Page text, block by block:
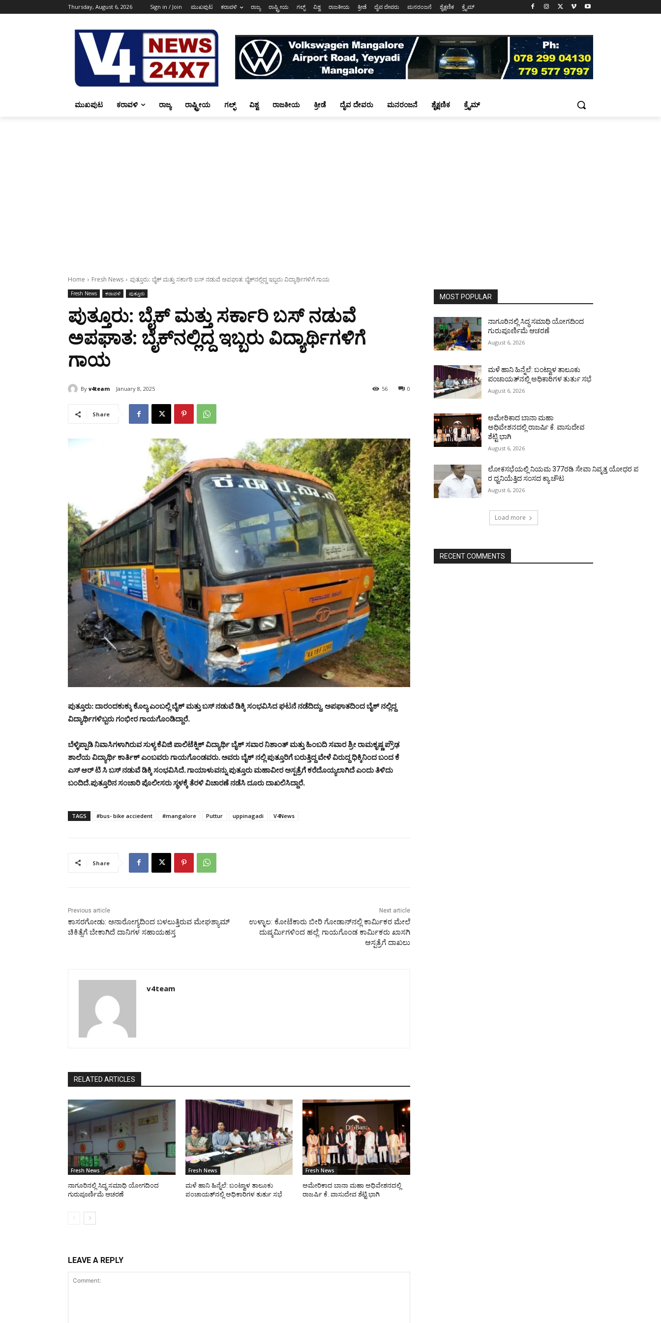
Thursday, August 6, 2026 Sign in / Join ಮುಖಪುಟ ಕರಾವಳಿ ರಾಜ್ಯ ರಾಷ್ಟ್ರೀಯ ಗಲ್ಫ್ ವಿಶ್ವ ರಾಜಕೀಯ ಕ್ರೀಡೆ ದೈವ ದೇವರು ಮನರಂಜನೆ ಶೈಕ್ಷಣಿಕ ಕ್ರೈಮ್
ಮುಖಪುಟ ಕರಾವಳಿ ರಾಜ್ಯ ರಾಷ್ಟ್ರೀಯ ಗಲ್ಫ್ ವಿಶ್ವ ರಾಜಕೀಯ ಕ್ರೀಡೆ ದೈವ ದೇವರು ಮನರಂಜನೆ ಶೈಕ್ಷಣಿಕ ಕ್ರೈಮ್
Home Fresh News ಪುತ್ತೂರು: ಬೈಕ್ ಮತ್ತು ಸರ್ಕಾರಿ ಬಸ್ ನಡುವೆ ಅಪಘಾತ: ಬೈಕ್‌ನಲ್ಲಿದ್ದ ಇಬ್ಬರು ವಿದ್ಯಾರ್ಥಿಗಳಿಗೆ ಗಾಯ
Fresh News ಕರಾವಳಿ ಪುತ್ತೂರು
ಪುತ್ತೂರು: ಬೈಕ್ ಮತ್ತು ಸರ್ಕಾರಿ ಬಸ್ ನಡುವೆ
ಅಪಘಾತ: ಬೈಕ್‌ನಲ್ಲಿದ್ದ ಇಬ್ಬರು ವಿದ್ಯಾರ್ಥಿಗಳಿಗೆ
ಗಾಯ
By v4team January 8, 2025 0
56
Share
ಪುತ್ತೂರು: ದಾರಂದಕುಕ್ಕು ಕೊಲ್ಯ ಎಂಬಲ್ಲಿ ಬೈಕ್ ಮತ್ತು ಬಸ್ ನಡುವೆ ಡಿಕ್ಕಿ ಸಂಭವಿಸಿದ ಘಟನೆ ನಡೆದಿದ್ದು, ಅಪಘಾತದಿಂದ ಬೈಕ್ ನಲ್ಲಿದ್ದ
ವಿದ್ಯಾರ್ಥಿಗಳಿಬ್ಬರು ಗಂಭೀರ ಗಾಯಗೊಂಡಿದ್ದಾರೆ.
ಬೆಳ್ಳಿಪ್ಪಾಡಿ ನಿವಾಸಿಗಳಾಗಿರುವ ಸುಳ್ಯ ಕೆವಿಜಿ ಪಾಲಿಟೆಕ್ನಿಕ್ ವಿದ್ಯಾರ್ಥಿ ಬೈಕ್ ಸವಾರ ನಿಶಾಂತ್ ಮತ್ತು ಹಿಂಬದಿ ಸವಾರ ಶ್ರೀ ರಾಮಕೃಷ್ಣ ಪ್ರೌಢ
ಶಾಲೆಯ ವಿದ್ಯಾರ್ಥಿ ಕಾರ್ತಿಕ್ ಎಂಬವರು ಗಾಯಗೊಂಡವರು. ಅವರು ಬೈಕ್ ನಲ್ಲಿ ಪುತ್ತೂರಿಗೆ ಬರುತ್ತಿದ್ದ ವೇಳೆ ವಿರುದ್ದ ಧಿಕ್ಕಿನಿಂದ ಬಂದ ಕೆ
ಎಸ್ ಆರ್ ಟಿ ಸಿ ಬಸ್ ನಡುವೆ ಡಿಕ್ಕಿ ಸಂಭವಿಸಿದೆ. ಗಾಯಾಳುವನ್ನು ಪುತ್ತೂರು ಮಹಾವೀರ ಅಸ್ಪತ್ರೆಗೆ ಕರೆದೊಯ್ಯಲಾಗಿದೆ ಎಂದು ತಿಳಿದು
ಬಂದಿದೆ.ಪುತ್ತೂರಿನ ಸಂಚಾರಿ ಪೊಲೀಸರು ಸ್ಥಳಕ್ಕೆ ತೆರಳಿ ವಿಚಾರಣೆ ನಡೆಸಿ ದೂರು ದಾಖಲಿಸಿದ್ದಾರೆ.
TAGS #bus- bike acciedent #mangalore Puttur uppinagadi V4News
Share
Previous article
ಕಾಸರಗೋಡು: ಅನಾರೋಗ್ಯದಿಂದ ಬಳಲುತ್ತಿರುವ ಮೇಘಶ್ಯಾಮ್
ಚಿಕಿತ್ಸೆಗೆ ಬೇಕಾಗಿದೆ ದಾನಿಗಳ ಸಹಾಯಹಸ್ತ
Next article
ಉಳ್ಳಾಲ: ಕೋಟೆಕಾರು ಬೀರಿ ಗೋಡಾನ್‌ನಲ್ಲಿ ಕಾರ್ಮಿಕರ ಮೇಲೆ
ದುಷ್ಕರ್ಮಿಗಳಿಂದ ಹಲ್ಲೆ: ಗಾಯಗೊಂಡ ಕಾರ್ಮಿಕರು ಖಾಸಗಿ
ಆಸ್ಪತ್ರೆಗೆ ದಾಖಲು
v4team
RELATED ARTICLES
Fresh News
ನಾಗೂರಿನಲ್ಲಿ ಸಿದ್ಧ ಸಮಾಧಿ ಯೋಗದಿಂದ
ಗುರುಪೂರ್ಣಿಮೆ ಆಚರಣೆ
Fresh News
ಮಳೆ ಹಾನಿ ಹಿನ್ನೆಲೆ: ಬಂಟ್ವಾಳ ತಾಲೂಕು
ಪಂಚಾಯತ್‌ನಲ್ಲಿ ಅಧಿಕಾರಿಗಳ ತುರ್ತು ಸಭೆ
Fresh News
ಅಮೇರಿಕಾದ ಬಾನಾ ಮಹಾ ಅಧಿವೇಶನದಲ್ಲಿ
ರಾಜರ್ಷಿ ಕೆ. ವಾಸುದೇವ ಶೆಟ್ಟಿ ಭಾಗಿ
LEAVE A REPLY
MOST POPULAR
ನಾಗೂರಿನಲ್ಲಿ ಸಿದ್ಧ ಸಮಾಧಿ ಯೋಗದಿಂದ
ಗುರುಪೂರ್ಣಿಮೆ ಆಚರಣೆ
August 6, 2026
ಮಳೆ ಹಾನಿ ಹಿನ್ನೆಲೆ: ಬಂಟ್ವಾಳ ತಾಲೂಕು
ಪಂಚಾಯತ್‌ನಲ್ಲಿ ಅಧಿಕಾರಿಗಳ ತುರ್ತು ಸಭೆ
August 6, 2026
ಅಮೇರಿಕಾದ ಬಾನಾ ಮಹಾ
ಅಧಿವೇಶನದಲ್ಲಿ ರಾಜರ್ಷಿ ಕೆ. ವಾಸುದೇವ
ಶೆಟ್ಟಿ ಭಾಗಿ
August 6, 2026
ಲೋಕಸಭೆಯಲ್ಲಿ ನಿಯಮ 377ರಡಿ ಸೇವಾ ನಿವೃತ್ತ ಯೋಧರ ಪ
ರ ಧ್ವನಿಯೆತ್ತಿದ ಸಂಸದ ಕ್ಯಾ.ಚೌಟ
August 6, 2026
Load more
RECENT COMMENTS